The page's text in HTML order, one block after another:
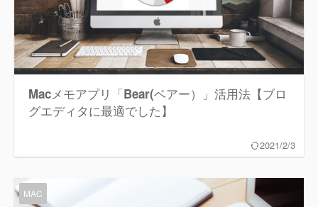
Macメモアプリ「Bear(ベアー）」活用法【ブロ
グエディタに最適でした】
2021/2/3
MAC